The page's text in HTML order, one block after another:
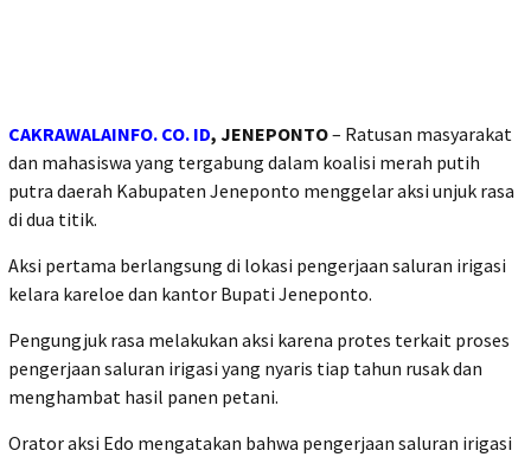
CAKRAWALAINFO. CO. ID, JENEPONTO– Ratusan masyarakat
dan mahasiswa yang tergabung dalam koalisi merah putih
putra daerah Kabupaten Jeneponto menggelar aksi unjuk rasa
di dua titik.
Aksi pertama berlangsung di lokasi pengerjaan saluran irigasi
kelara kareloe dan kantor Bupati Jeneponto.
Pengungjuk rasa melakukan aksi karena protes terkait proses
pengerjaan saluran irigasi yang nyaris tiap tahun rusak dan
menghambat hasil panen petani.
Orator aksi Edo mengatakan bahwa pengerjaan saluran irigasi